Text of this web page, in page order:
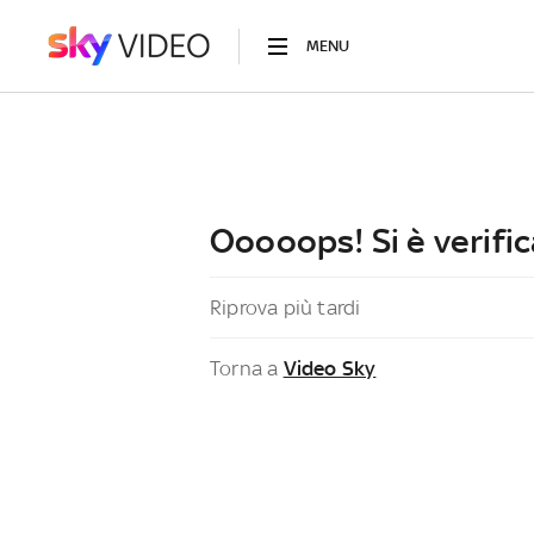
MENU
Ooooops! Si è
Riprova più tardi
Torna a Video Sky